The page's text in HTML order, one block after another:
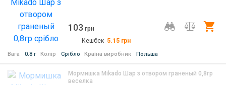
103 грн
Кешбек 5.15 грн
Вага 0.8 г Колір Срібло Країна виробник Польша
Мормишка Mikado Шар з отвором граненый 0,8гр
веселка